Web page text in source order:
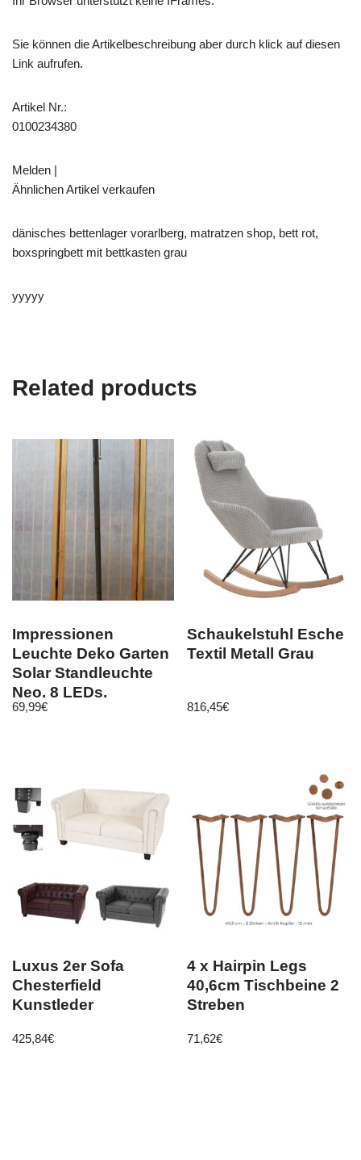
Sie können die Artikelbeschreibung aber durch klick auf diesen
Link aufrufen.
Artikel Nr.:
0100234380
Melden |
Ähnlichen Artikel verkaufen
dänisches bettenlager vorarlberg, matratzen shop, bett rot,
boxspringbett mit bettkasten grau
yyyyy
Related products
Impressionen
Leuchte Deko Garten
Solar Standleuchte
Neo, 8 LEDs,
69,99€
Schaukelstuhl Esche
Textil Metall Grau
816,45€
Luxus 2er Sofa
Chesterfield
Kunstleder
425,84€
4 x Hairpin Legs
40,6cm Tischbeine 2
Streben
71,62€